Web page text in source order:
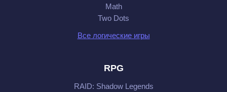
Math
Two Dots
Все логические игры
RPG
RAID: Shadow Legends